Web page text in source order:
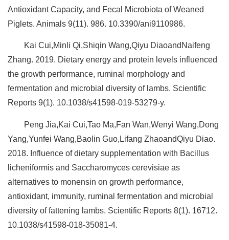
Antioxidant Capacity, and Fecal Microbiota of Weaned
Piglets. Animals 9(11). 986. 10.3390/ani9110986.
Kai Cui,Minli Qi,Shiqin Wang,Qiyu DiaoandNaifeng
Zhang. 2019. Dietary energy and protein levels influenced
the growth performance, ruminal morphology and
fermentation and microbial diversity of lambs. Scientific
Reports 9(1). 10.1038/s41598-019-53279-y.
Peng Jia,Kai Cui,Tao Ma,Fan Wan,Wenyi Wang,Dong
Yang,Yunfei Wang,Baolin Guo,Lifang ZhaoandQiyu Diao.
2018. Influence of dietary supplementation with Bacillus
licheniformis and Saccharomyces cerevisiae as
alternatives to monensin on growth performance,
antioxidant, immunity, ruminal fermentation and microbial
diversity of fattening lambs. Scientific Reports 8(1). 16712.
10.1038/s41598-018-35081-4.